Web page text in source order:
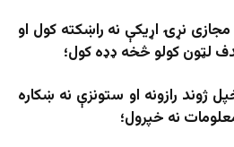
نړۍ اړیکې نه راښکته کول او
لټون کولو څخه ډډه کول؛
ژوند رازونه او ستونزې نه ښکاره
نه خپرول؛